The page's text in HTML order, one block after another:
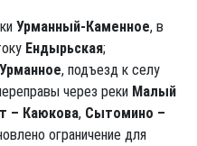
Урманный-Каменное, в
Ендырьская;
, подъезд к селу
через реки Малый
– Каюкова, Сытомино –
ограничение для